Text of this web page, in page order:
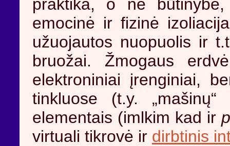
praktika, o ne
emocinė ir fizinė
užuojautos nuopuolis ir
bruožai. Žmogaus
elektroniniai įrenginiai,
tinkluose (t.y.
elementais (imlkim kad ir
virtuali tikrovė ir dirbtinis